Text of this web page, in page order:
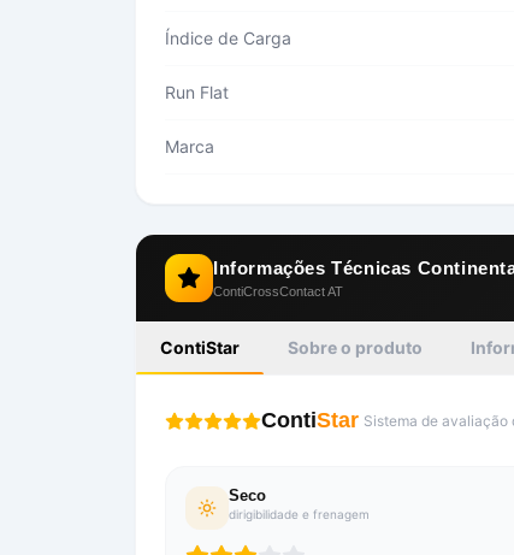
Índice de Carga
Run Flat
Marca
Informações Técnicas
ContiCrossContact AT
ContiStar Sobre o produto
ContiStar Sistema de avaliação
Seco
dirigibilidade e frenagem